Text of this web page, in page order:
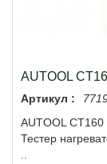
AUTOOL
Артикул :
AUTOOL
Тестер